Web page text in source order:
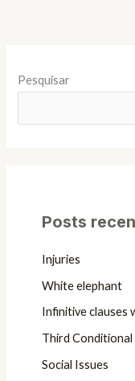
Pesquisar
Posts
Injuries
White elephant
Infinitive clauses
Third Conditional
Social Issues